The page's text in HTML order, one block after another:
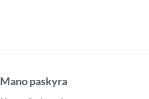
Mano paskyra